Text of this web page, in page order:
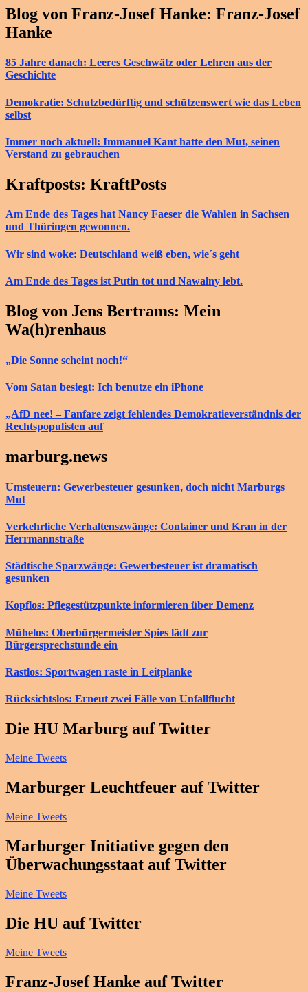
Blog von Franz-Josef Hanke: Franz-Josef
Hanke
85 Jahre danach: Leeres Geschwätz oder Lehren aus der
Geschichte
Demokratie: Schutzbedürftig und schützenswert wie das Leben
selbst
Immer noch aktuell: Immanuel Kant hatte den Mut, seinen
Verstand zu gebrauchen
Kraftposts: KraftPosts
Am Ende des Tages hat Nancy Faeser die Wahlen in Sachsen
und Thüringen gewonnen.
Wir sind woke: Deutschland weiß eben, wie´s geht
Am Ende des Tages ist Putin tot und Nawalny lebt.
Blog von Jens Bertrams: Mein
Wa(h)renhaus
„Die Sonne scheint noch!“
Vom Satan besiegt: Ich benutze ein iPhone
„AfD nee! – Fanfare zeigt fehlendes Demokratieverständnis der
Rechtspopulisten auf
marburg.news
Umsteuern: Gewerbesteuer gesunken, doch nicht Marburgs
Mut
Verkehrliche Verhaltenszwänge: Container und Kran in der
Herrmannstraße
Städtische Sparzwänge: Gewerbesteuer ist dramatisch
gesunken
Kopflos: Pflegestützpunkte informieren über Demenz
Mühelos: Oberbürgermeister Spies lädt zur
Bürgersprechstunde ein
Rastlos: Sportwagen raste in Leitplanke
Rücksichtslos: Erneut zwei Fälle von Unfallflucht
Die HU Marburg auf Twitter
Meine Tweets
Marburger Leuchtfeuer auf Twitter
Meine Tweets
Marburger Initiative gegen den
Überwachungsstaat auf Twitter
Meine Tweets
Die HU auf Twitter
Meine Tweets
Franz-Josef Hanke auf Twitter